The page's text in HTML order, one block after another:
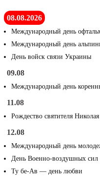
08.08.2026
Международный день
Международный день
День войск связи Украины
09.08
Международный день
11.08
Рождество святителя
12.08
Международный день
День Военно-воздушных
Ту бе-Ав — день любви